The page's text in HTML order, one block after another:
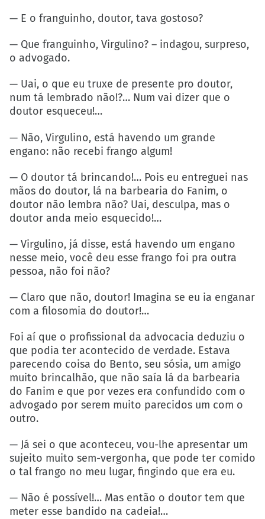
— E o franguinho, doutor, tava gostoso?
— Que franguinho, Virgulino? – indagou, surpreso,
o advogado.
— Uai, o que eu truxe de presente pro doutor,
num tá lembrado não!?… Num vai dizer que o
doutor esqueceu!…
— Não, Virgulino, está havendo um grande
engano: não recebi frango algum!
— O doutor tá brincando!… Pois eu entreguei nas
mãos do doutor, lá na barbearia do Fanim, o
doutor não lembra não? Uai, desculpa, mas o
doutor anda meio esquecido!…
— Virgulino, já disse, está havendo um engano
nesse meio, você deu esse frango foi pra outra
pessoa, não foi não?
— Claro que não, doutor! Imagina se eu ia enganar
com a filosomia do doutor!…
Foi aí que o profissional da advocacia deduziu o
que podia ter acontecido de verdade. Estava
parecendo coisa do Bento, seu sósia, um amigo
muito brincalhão, que não saía lá da barbearia
do Fanim e que por vezes era confundido com o
advogado por serem muito parecidos um com o
outro.
— Já sei o que aconteceu, vou-lhe apresentar um
sujeito muito sem-vergonha, que pode ter comido
o tal frango no meu lugar, fingindo que era eu.
— Não é possível!… Mas então o doutor tem que
meter esse bandido na cadeia!…